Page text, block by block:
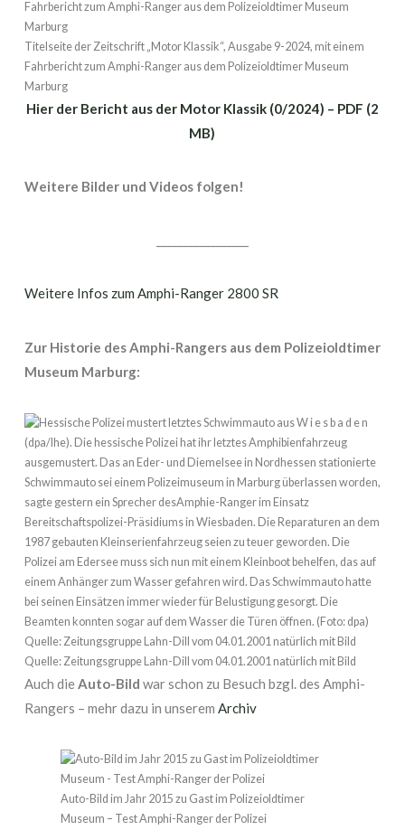
Titelseite der Zeitschrift „Motor Klassik“, Ausgabe 9-2024, mit einem
Fahrbericht zum Amphi-Ranger aus dem Polizeioldtimer Museum
Marburg
Hier der Bericht aus der Motor Klassik (0/2024) – PDF (2
MB)
Weitere Bilder und Videos folgen!
Weitere Infos zum Amphi-Ranger 2800 SR
Zur Historie des Amphi-Rangers aus dem Polizeioldtimer
Museum Marburg:
Quelle: Zeitungsgruppe Lahn-Dill vom 04.01.2001 natürlich mit Bild
Auch dieAuto-Bild war schon zu Besuch bzgl. des Amphi-
Rangers – mehr dazu in unserem Archiv
Auto-Bild im Jahr 2015 zu Gast im Polizeioldtimer
Museum – Test Amphi-Ranger der Polizei